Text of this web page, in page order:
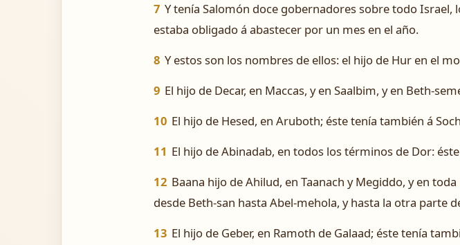
7 Y tenía Salomón doce gobernadores sobre todo Israel,
estaba obligado á abastecer por un mes en el año.
8 Y estos son los nombres de ellos: el hijo de Hur en el
9 El hijo de Decar, en Maccas, y en Saalbim, y en Beth-
10 El hijo de Hesed, en Aruboth; éste tenía también á
11 El hijo de Abinadab, en todos los términos de Dor:
12 Baana hijo de Ahilud, en Taanach y Megiddo, y en
desde Beth-san hasta Abel-mehola, y hasta la otra parte
13 El hijo de Geber, en Ramoth de Galaad; éste tenía